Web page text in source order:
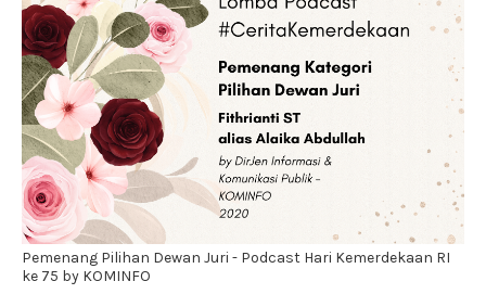
Pemenang Pilihan Dewan Juri - Podcast Hari Kemerdekaan RI
ke 75 by KOMINFO